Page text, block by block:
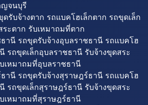
ญจนบุรี
รับจ้างตาก รถแบคโฮเล็กตาก รถขุดเล็ก
ระตาก รับเหมาถมที่ตาก
านี รถขุดรับจ้างอุบลราชธานี รถแบคโฮ
รถขุดเล็กอุบลราชธานี รับจ้างขุดสระ
เหมาถมที่อุบลราชธานี
านี รถขุดรับจ้างสุราษฎร์ธานี รถแบคโฮ
รถขุดเล็กสุราษฎร์ธานี รับจ้างขุดสระ
เหมาถมที่สุราษฎร์ธานี